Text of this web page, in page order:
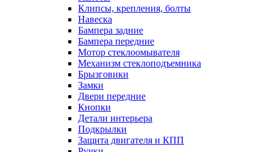
Клипсы, крепления, болты
Навеска
Бампера задние
Бампера передние
Мотор стеклоомывателя
Механизм стеклоподъемника
Брызговики
Замки
Двери передние
Кнопки
Детали интерьера
Подкрылки
Защита двигателя и КПП